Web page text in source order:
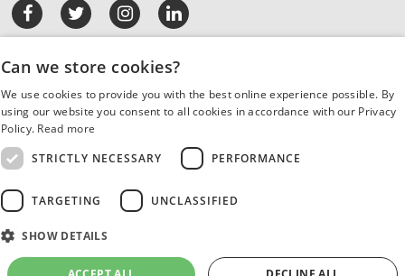
MON COMPTE
COMMANDES ET RETOURS
SERVICE À LA CLIENTÈLE
RESSOURCES
À PROPOS DE NOUS
Can we store cookies?
We use cookies to provide you with the best online experience possible. By
using our website you consent to all cookies in accordance with our Privacy
Policy. Read more
STRICTLY NECESSARY
PERFORMANCE
TARGETING UNCLASSIFIED
SHOW DETAILS